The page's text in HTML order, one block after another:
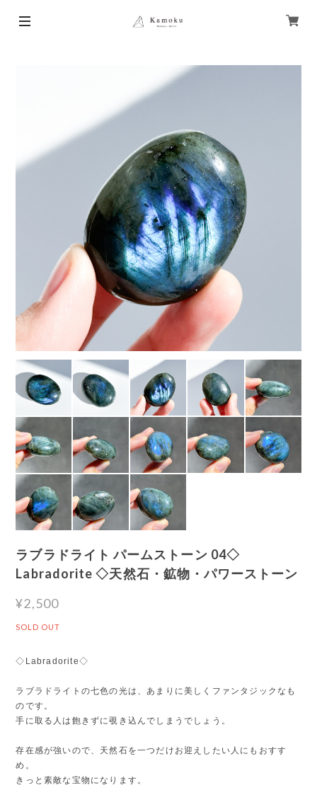
ラブラドライト パームストーン 04◇
Labradorite ◇天然石・鉱物・パワーストーン
¥2,500
SOLD OUT
◇Labradorite◇
ラブラドライトの七色の光は、あまりに美しくファンタジックなも
のです。
手に取る人は飽きずに覗き込んでしまうでしょう。
存在感が強いので、天然石を一つだけお迎えしたい人にもおすす
め。
きっと素敵な宝物になります。